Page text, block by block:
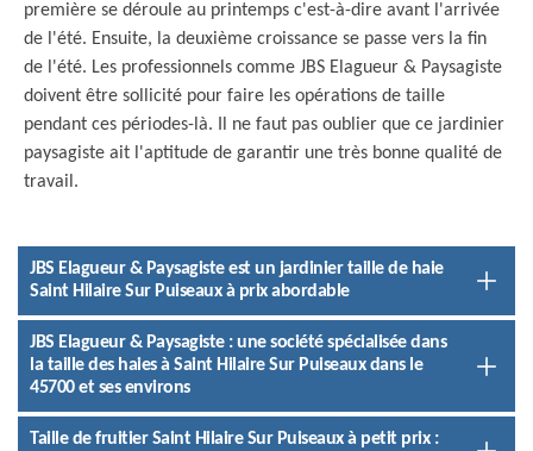
première se déroule au printemps c'est-à-dire avant l'arrivée
de l'été. Ensuite, la deuxième croissance se passe vers la fin
de l'été. Les professionnels comme JBS Elagueur & Paysagiste
doivent être sollicité pour faire les opérations de taille
pendant ces périodes-là. Il ne faut pas oublier que ce jardinier
paysagiste ait l'aptitude de garantir une très bonne qualité de
travail.
JBS Elagueur & Paysagiste est un jardinier taille de haie
Saint Hilaire Sur Puiseaux à prix abordable
JBS Elagueur & Paysagiste : une société spécialisée dans
la taille des haies à Saint Hilaire Sur Puiseaux dans le
45700 et ses environs
Taille de fruitier Saint Hilaire Sur Puiseaux à petit prix :